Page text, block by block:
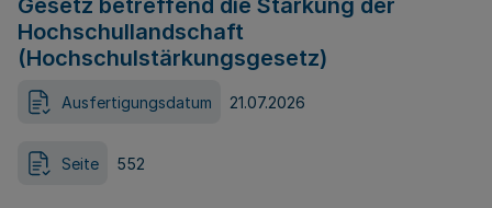
Gesetz betreffend die Stärkung der
Hochschullandschaft
(Hochschulstärkungsgesetz)
Ausfertigungsdatum 21.07.2026
Seite 552